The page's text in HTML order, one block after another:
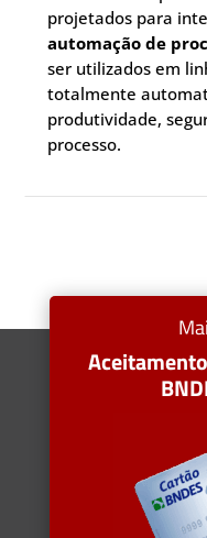
projetados para
automação de
ser utilizados em
totalmente
produtividade,
processo.